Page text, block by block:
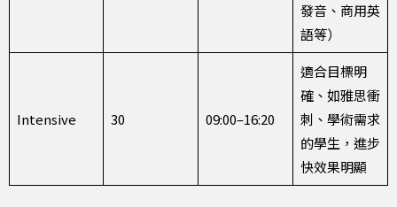
發音、商用英
語等）
Intensive 30 09:00–16:20
適合目標明
確、如雅思衝
刺、學術需求
的學生，進步
快效果明顯